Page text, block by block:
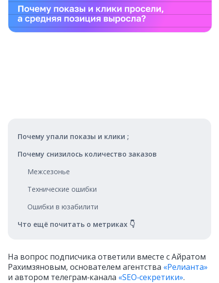
Почему упали показы и клики ;
Почему снизилось количество заказов
Межсезонье
Технические ошибки
Ошибки в юзабилити
Что ещё почитать о метриках 👇
На вопрос подписчика ответили вместе с Айратом
Рахимзяновым, основателем агентства «Релианта»
и автором телеграм‑канала «SEO‑секретики».